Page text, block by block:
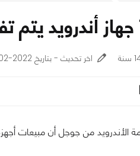
اخر تحديث - بتاريخ 2022-02-08